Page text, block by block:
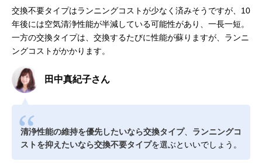
交換不要タイプはランニングコストが少なく済みそうですが、10
年後には空気清浄性能が半減している可能性があり、一長一短。
一方の交換タイプは、交換するたびに性能が蘇りますが、ランニ
ングコストがかかります。
田中真紀子さん
清浄性能の維持を優先したいなら交換タイプ、 ランニングコ
ストを抑えたいなら交換不要タイプを選ぶといいでしょう。